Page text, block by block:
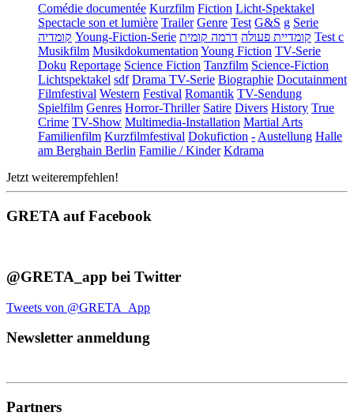
Comédie documentée Kurzfilm Fiction Licht-Spektakel
Spectacle son et lumière Trailer Genre Test G&S g Serie
קומדיה Young-Fiction-Serie קומדיית פעולה דרמה קומית
Test c
Musikfilm Musikdokumentation Young Fiction TV-Serie
Doku Reportage Science Fiction Tanzfilm Science-Fiction
Lichtspektakel sdf Drama TV-Serie Biographie Docutainment
Filmfestival Western Festival Romantik TV-Sendung
Spielfilm Genres Horror-Thriller Satire Divers History True
Crime TV-Show Multimedia-Installation Martial Arts
Familienfilm Kurzfilmfestival Dokufiction - Austellung Halle
am Berghain Berlin Familie / Kinder Kdrama
Jetzt weiterempfehlen!
GRETA auf Facebook
@GRETA_app bei Twitter
Tweets von @GRETA_App
Newsletter anmeldung
Partners